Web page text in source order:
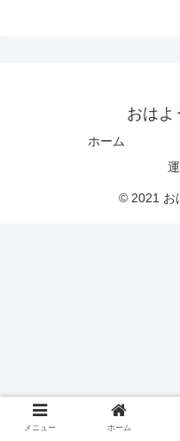
おはよ
ホーム
© 2021 お
メニュー ホーム